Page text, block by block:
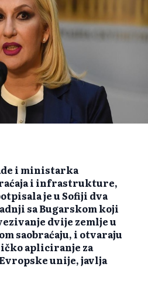
i ministarka
i infrastrukture,
je u Sofiji dva
sa Bugarskom koji
dvije zemlje u
saobraćaju, i otvaraju
apliciranje za
unije, javlja